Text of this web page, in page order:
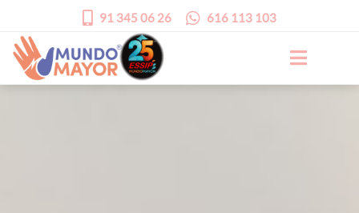
91 345 06 26 616 113 103